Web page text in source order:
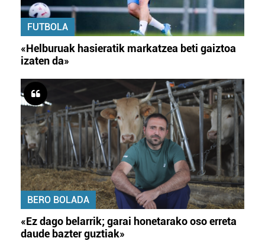
FUTBOLA
«Helburuak hasieratik markatzea beti gaiztoa
izaten da»
BERO BOLADA
«Ez dago belarrik; garai honetarako oso erreta
daude bazter guztiak»